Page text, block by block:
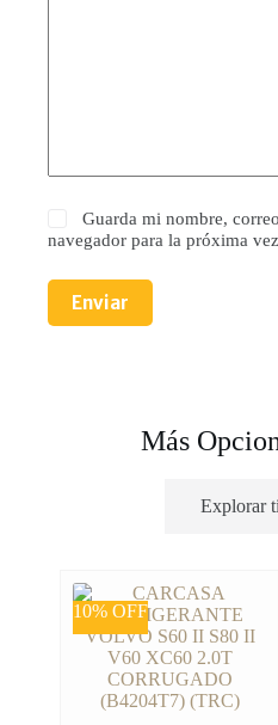
Guarda mi nombre,
navegador para la próxima
Enviar
Más
Explorar
10% OFF